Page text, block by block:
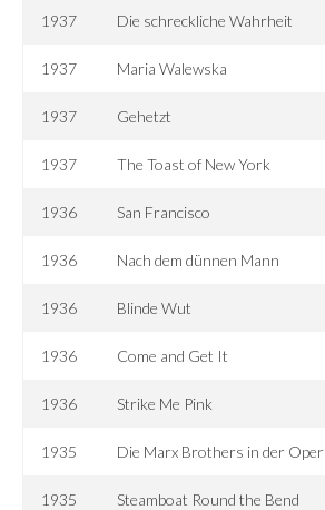
1937 Die schreckliche Wahrheit
1937 Maria Walewska
1937 Gehetzt
1937 The Toast of New York
1936 San Francisco
1936 Nach dem dünnen Mann
1936 Blinde Wut
1936 Come and Get It
1936 Strike Me Pink
1935 Die Marx Brothers in der Oper
1935 Steamboat Round the Bend